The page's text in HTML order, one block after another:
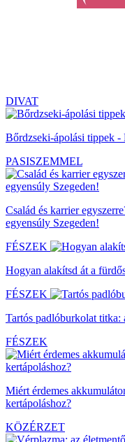
DIVAT
Bőrdzseki-ápolási tippek -
PASISZEMMEL
Család és karrier
egyensúly Szegeden!
FÉSZEK
Hogyan alakítsd át a
FÉSZEK
Tartós padlóburkolat titka:
FÉSZEK
Miért érdemes
kertápoláshoz?
KÖZÉRZET